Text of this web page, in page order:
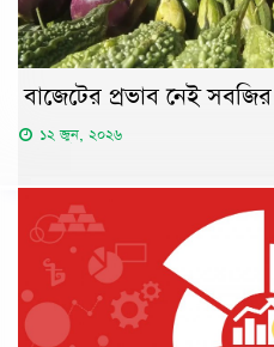
বাজেটের প্রভাব নেই
১২ জুন, ২০২৬